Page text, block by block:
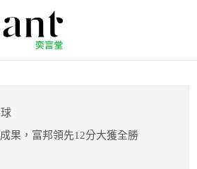
力終有成果，
分大獲全勝
成果，富邦領先12分大獲全勝